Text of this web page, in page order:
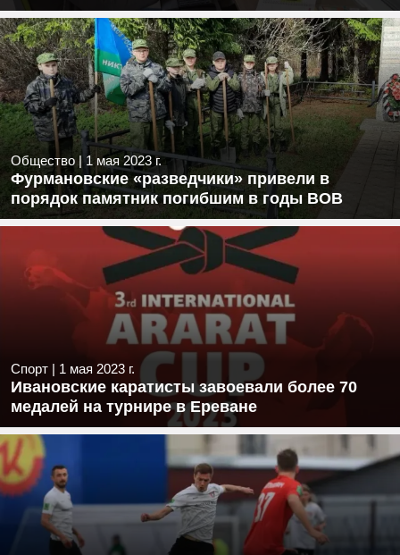
Общество |1 мая 2023 г.
Фурмановские «разведчики» привели в
порядок памятник погибшим в годы ВОВ
Спорт | 1 мая 2023 г.
Ивановские каратисты завоевали более 70
медалей на турнире в Ереване